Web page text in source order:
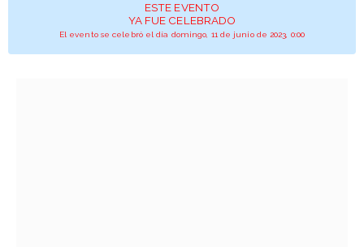
ESTE EVENTO
YA FUE CELEBRADO
El evento se celebró el día domingo, 11 de junio de 2023, 0:00